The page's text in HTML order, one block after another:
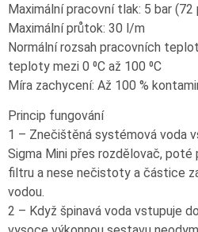
Maximální pracovní tlak: 5 bar (72
Maximální průtok: 30 l/m
Normální rozsah pracovních
teploty mezi 0 ⁰C až 100 ⁰C
Míra zachycení: Až 100 %
Princip fungování
1 – Znečištěná systémová voda
Sigma Mini přes rozdělovač,
filtru a nese nečistoty a částice
vodou.
2 – Když špinavá voda vstupuje